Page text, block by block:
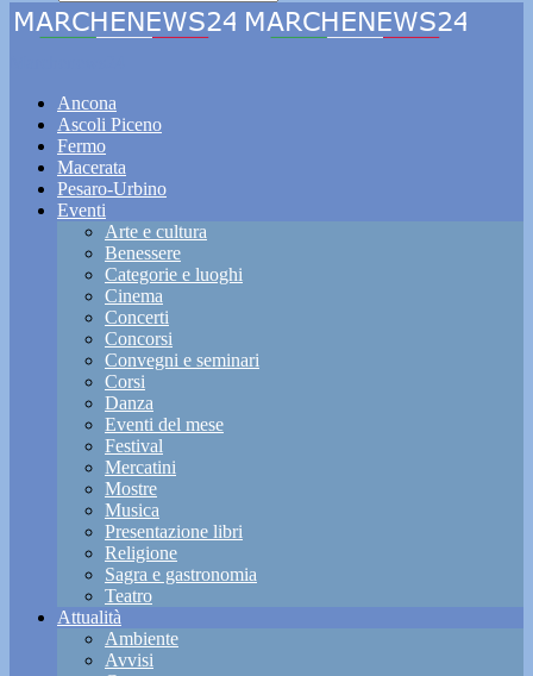
Ancona
Ascoli Piceno
Fermo
Macerata
Pesaro-Urbino
Eventi
Arte e cultura
Benessere
Categorie e luoghi
Cinema
Concerti
Concorsi
Convegni e seminari
Corsi
Danza
Eventi del mese
Festival
Mercatini
Mostre
Musica
Presentazione libri
Religione
Sagra e gastronomia
Teatro
Attualità
Ambiente
Avvisi